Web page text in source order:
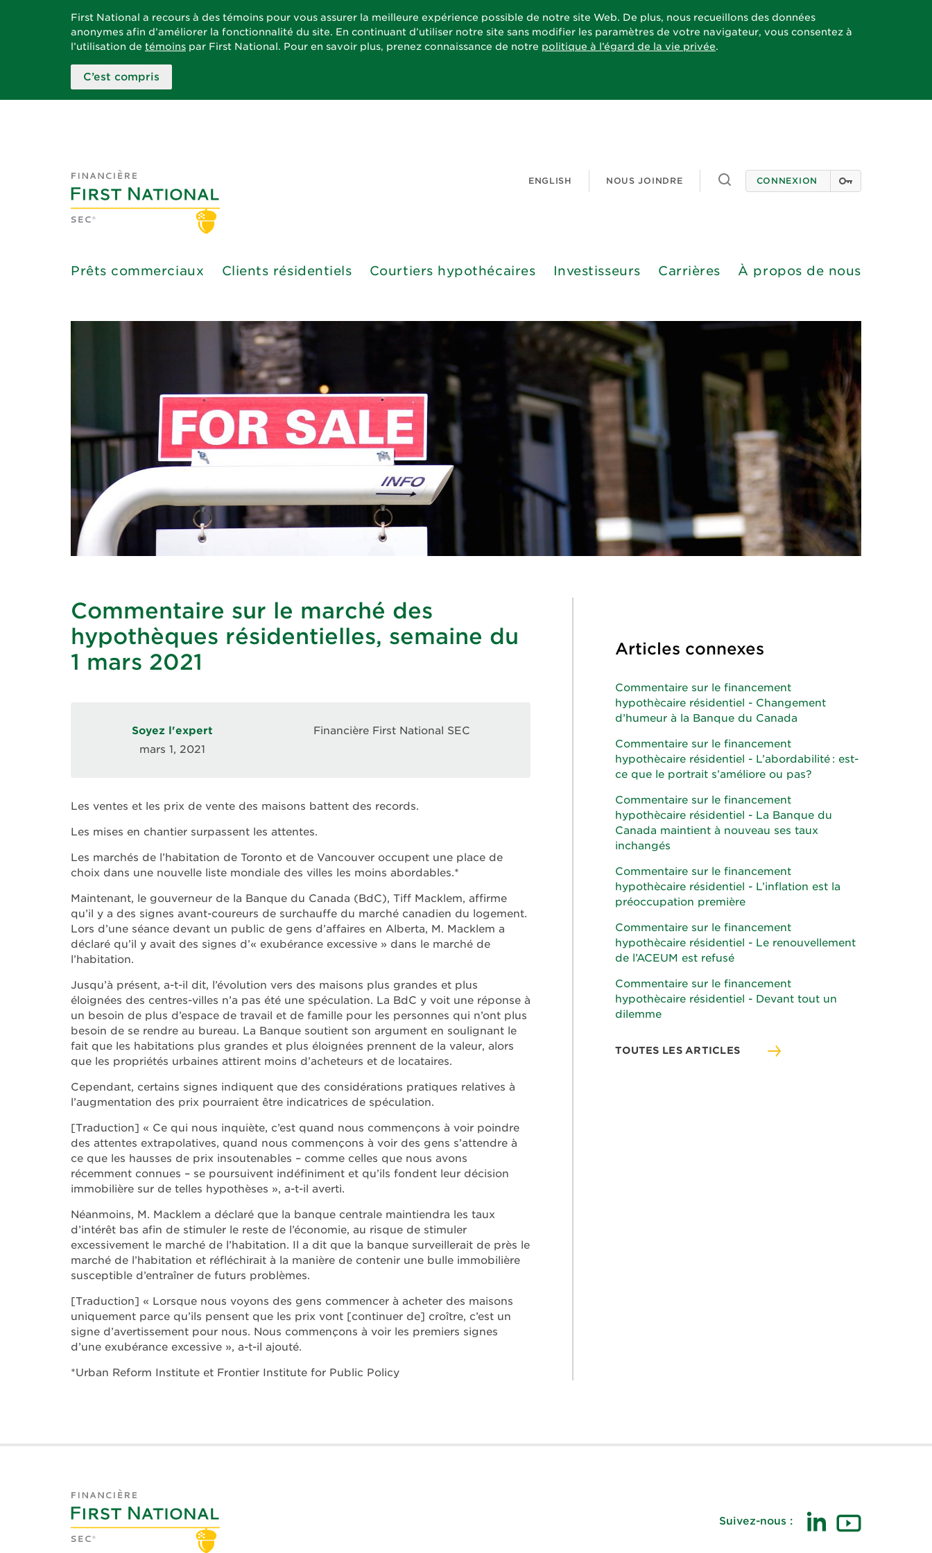
First National a recours à des témoins pour vous assurer la meilleure expérience possible de notre site Web. De plus, nous recueillons des données
anonymes afin d’améliorer la fonctionnalité du site. En continuant d’utiliser notre site sans modifier les paramètres de votre navigateur, vous consentez à
l’utilisation de témoins par First National. Pour en savoir plus, prenez connaissance de notre politique à l’égard de la vie privée.
C’est compris
ENGLISH NOUS JOINDRE
Toggle
search
CONNEXION
Prêts commerciaux Clients résidentiels Courtiers hypothécaires Investisseurs Carrières À propos de nous
Commentaire sur le marché des
hypothèques résidentielles, semaine du
1 mars 2021
Soyez l'expert
mars 1, 2021
Financière First National SEC
Les ventes et les prix de vente des maisons battent des records.
Les mises en chantier surpassent les attentes.
Les marchés de l’habitation de Toronto et de Vancouver occupent une place de
choix dans une nouvelle liste mondiale des villes les moins abordables.*
Maintenant, le gouverneur de la Banque du Canada (BdC), Tiff Macklem, affirme
qu’il y a des signes avant-coureurs de surchauffe du marché canadien du logement.
Lors d’une séance devant un public de gens d’affaires en Alberta, M. Macklem a
déclaré qu’il y avait des signes d’« exubérance excessive » dans le marché de
l’habitation.
Jusqu’à présent, a-t-il dit, l’évolution vers des maisons plus grandes et plus
éloignées des centres-villes n’a pas été une spéculation. La BdC y voit une réponse à
un besoin de plus d’espace de travail et de famille pour les personnes qui n’ont plus
besoin de se rendre au bureau. La Banque soutient son argument en soulignant le
fait que les habitations plus grandes et plus éloignées prennent de la valeur, alors
que les propriétés urbaines attirent moins d’acheteurs et de locataires.
Cependant, certains signes indiquent que des considérations pratiques relatives à
l’augmentation des prix pourraient être indicatrices de spéculation.
[Traduction] « Ce qui nous inquiète, c’est quand nous commençons à voir poindre
des attentes extrapolatives, quand nous commençons à voir des gens s’attendre à
ce que les hausses de prix insoutenables – comme celles que nous avons
récemment connues – se poursuivent indéfiniment et qu’ils fondent leur décision
immobilière sur de telles hypothèses », a-t-il averti.
Néanmoins, M. Macklem a déclaré que la banque centrale maintiendra les taux
d’intérêt bas afin de stimuler le reste de l’économie, au risque de stimuler
excessivement le marché de l’habitation. Il a dit que la banque surveillerait de près le
marché de l’habitation et réfléchirait à la manière de contenir une bulle immobilière
susceptible d’entraîner de futurs problèmes.
[Traduction] « Lorsque nous voyons des gens commencer à acheter des maisons
uniquement parce qu’ils pensent que les prix vont [continuer de] croître, c’est un
signe d’avertissement pour nous. Nous commençons à voir les premiers signes
d’une exubérance excessive », a-t-il ajouté.
*Urban Reform Institute et Frontier Institute for Public Policy
Articles connexes
Commentaire sur le financement
hypothècaire résidentiel - Changement
d’humeur à la Banque du Canada
Commentaire sur le financement
hypothècaire résidentiel - L’abordabilité : est-
ce que le portrait s’améliore ou pas?
Commentaire sur le financement
hypothècaire résidentiel - La Banque du
Canada maintient à nouveau ses taux
inchangés
Commentaire sur le financement
hypothècaire résidentiel - L’inflation est la
préoccupation première
Commentaire sur le financement
hypothècaire résidentiel - Le renouvellement
de l’ACEUM est refusé
Commentaire sur le financement
hypothècaire résidentiel - Devant tout un
dilemme
TOUTES LES ARTICLES
Suivez-nous :